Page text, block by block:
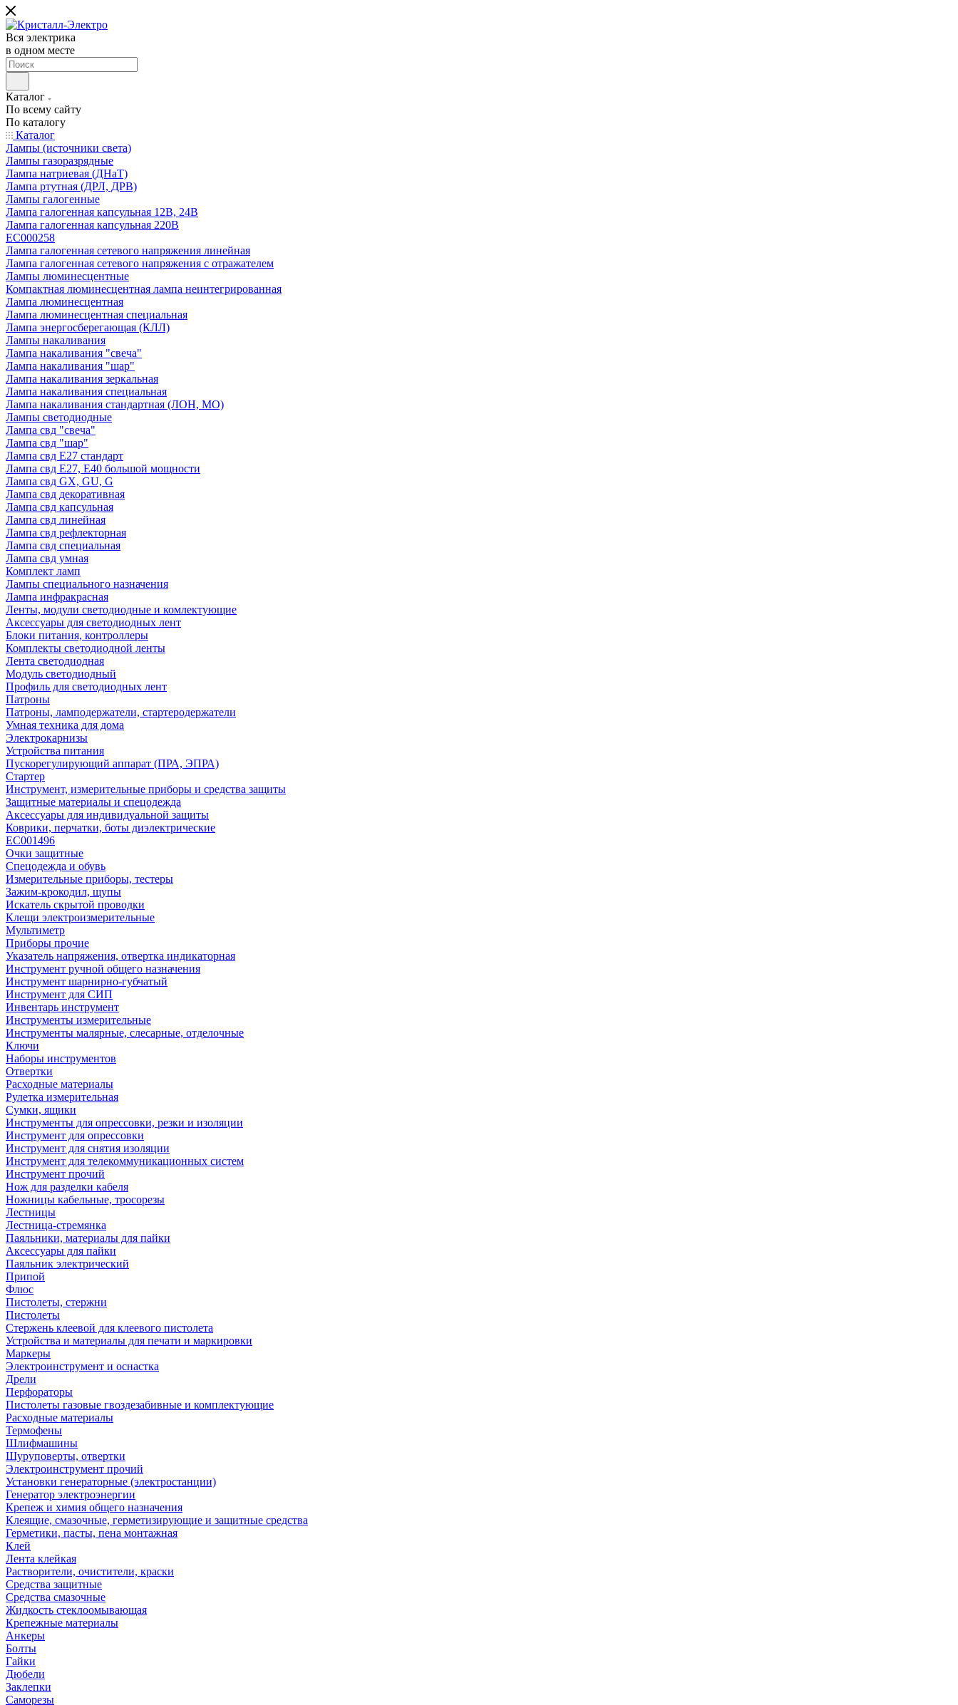
Вся электрика
в одном месте
Каталог
По всему сайту
По каталогу
Каталог
Лампы (источники света)
Лампы газоразрядные
Лампа натриевая (ДНаТ)
Лампа ртутная (ДРЛ, ДРВ)
Лампы галогенные
Лампа галогенная капсульная 12В, 24В
Лампа галогенная капсульная 220В
EC000258
Лампа галогенная сетевого напряжения линейная
Лампа галогенная сетевого напряжения с отражателем
Лампы люминесцентные
Компактная люминесцентная лампа неинтегрированная
Лампа люминесцентная
Лампа люминесцентная специальная
Лампа энергосберегающая (КЛЛ)
Лампы накаливания
Лампа накаливания "свеча"
Лампа накаливания "шар"
Лампа накаливания зеркальная
Лампа накаливания специальная
Лампа накаливания стандартная (ЛОН, МО)
Лампы светодиодные
Лампа свд "свеча"
Лампа свд "шар"
Лампа свд E27 стандарт
Лампа свд E27, Е40 большой мощности
Лампа свд GX, GU, G
Лампа свд декоративная
Лампа свд капсульная
Лампа свд линейная
Лампа свд рефлекторная
Лампа свд специальная
Лампа свд умная
Комплект ламп
Лампы специального назначения
Лампа инфракрасная
Ленты, модули светодиодные и комлектующие
Аксессуары для светодиодных лент
Блоки питания, контроллеры
Комплекты светодиодной ленты
Лента светодиодная
Модуль светодиодный
Профиль для светодиодных лент
Патроны
Патроны, ламподержатели, стартеродержатели
Умная техника для дома
Электрокарнизы
Устройства питания
Пускорегулирующий аппарат (ПРА, ЭПРА)
Стартер
Инструмент, измерительные приборы и средства защиты
Защитные материалы и спецодежда
Аксессуары для индивидуальной защиты
Коврики, перчатки, боты диэлектрические
EC001496
Очки защитные
Спецодежда и обувь
Измерительные приборы, тестеры
Зажим-крокодил, щупы
Искатель скрытой проводки
Клещи электроизмерительные
Мультиметр
Приборы прочие
Указатель напряжения, отвертка индикаторная
Инструмент ручной общего назначения
Инструмент шарнирно-губчатый
Инструмент для СИП
Инвентарь инструмент
Инструменты измерительные
Инструменты малярные, слесарные, отделочные
Ключи
Наборы инструментов
Отвертки
Расходные материалы
Рулетка измерительная
Сумки, ящики
Инструменты для опрессовки, резки и изоляции
Инструмент для опрессовки
Инструмент для снятия изоляции
Инструмент для телекоммуникационных систем
Инструмент прочий
Нож для разделки кабеля
Ножницы кабельные, тросорезы
Лестницы
Лестница-стремянка
Паяльники, материалы для пайки
Аксессуары для пайки
Паяльник электрический
Припой
Флюс
Пистолеты, стержни
Пистолеты
Стержень клеевой для клеевого пистолета
Устройства и материалы для печати и маркировки
Маркеры
Электроинструмент и оснастка
Дрели
Перфораторы
Пистолеты газовые гвоздезабивные и комплектующие
Расходные материалы
Термофены
Шлифмашины
Шуруповерты, отвертки
Электроинструмент прочий
Установки генераторные (электростанции)
Генератор электроэнергии
Крепеж и химия общего назначения
Клеящие, смазочные, герметизирующие и защитные средства
Герметики, пасты, пена монтажная
Клей
Лента клейкая
Растворители, очистители, краски
Средства защитные
Средства смазочные
Жидкость стеклоомывающая
Крепежные материалы
Анкеры
Болты
Гайки
Дюбели
Заклепки
Саморезы